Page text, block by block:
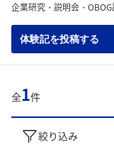
企業研究・説明会・
体験記を投稿する
全1件
絞り込み